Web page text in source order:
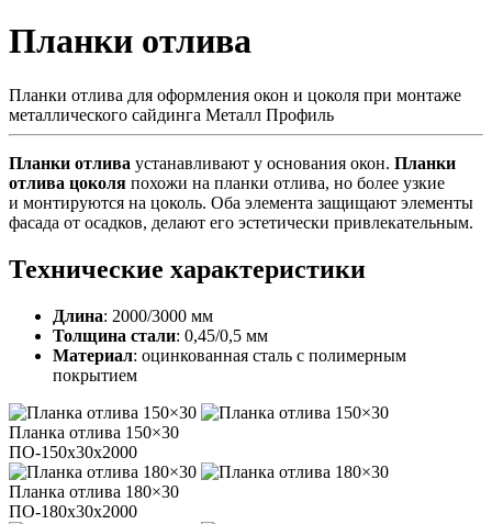
Планки отлива
Планки отлива для оформления окон и цоколя при монтаже
металлического сайдинга Металл Профиль
Планки отлива устанавливают у основания окон. Планки
отлива цоколя похожи на планки отлива, но более узкие
и монтируются на цоколь. Оба элемента защищают элементы
фасада от осадков, делают его эстетически привлекательным.
Технические характеристики
Длина: 2000/3000 мм
Толщина стали: 0,45/0,5 мм
Материал: оцинкованная сталь с полимерным
покрытием
Планка отлива 150×30
ПО-150х30х2000
Планка отлива 180×30
ПО-180х30х2000